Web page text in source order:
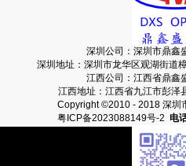
深圳公司：深圳市鼎鑫
深圳地址：深圳市龙华区观湖街道
江西公司：江西省鼎鑫
江西地址：江西省九江市彭泽
Copyright ©2010 - 2018 深圳
粤ICP备2023088149号-2 电